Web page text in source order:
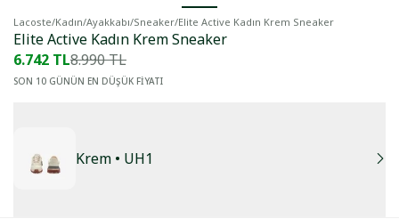
Lacoste/Kadın/Ayakkabı/Sneaker/Elite Active Kadın Krem Sneaker
Elite Active Kadın Krem Sneaker
6.742 TL8.990 TL
SON 10 GÜNÜN EN DÜŞÜK FİYATI
Krem • UH1